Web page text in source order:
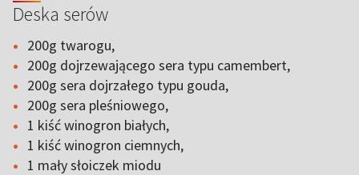
Deska serów
200g twarogu,
200g dojrzewającego sera typu camembert,
200g sera dojrzałego typu gouda,
200g sera pleśniowego,
1 kiść winogron białych,
1 kiść winogron ciemnych,
1 mały słoiczek miodu